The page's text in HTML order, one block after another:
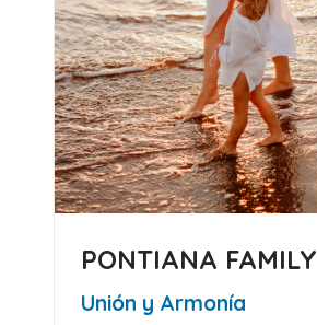
PONTIANA FAMILY
Unión y Armonía